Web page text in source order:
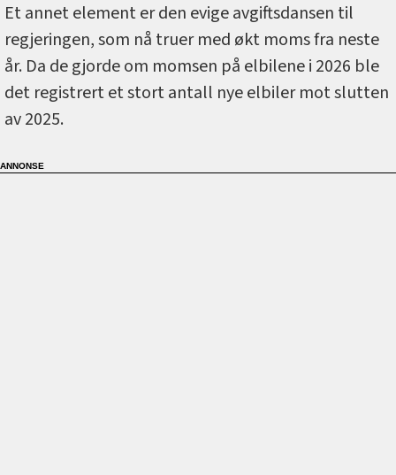
Et annet element er den evige avgiftsdansen til
regjeringen, som nå truer med økt moms fra neste
år. Da de gjorde om momsen på elbilene i 2026 ble
det registrert et stort antall nye elbiler mot slutten
av 2025.